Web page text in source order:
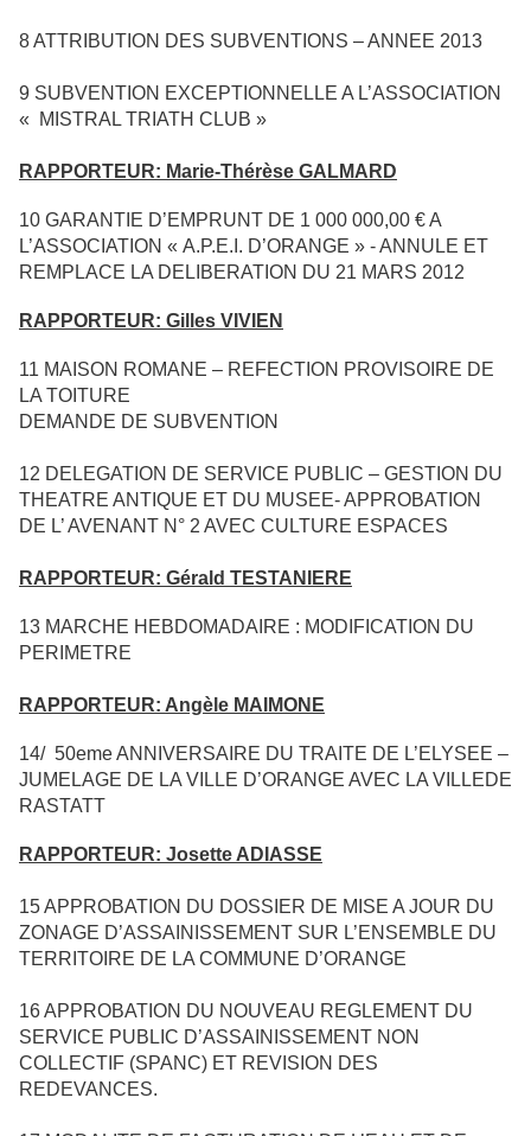
8ATTRIBUTION DES SUBVENTIONS – ANNEE 2013
9 SUBVENTION EXCEPTIONNELLE A L’ASSOCIATION
« MISTRAL TRIATH CLUB »
RAPPORTEUR: Marie-Thérèse GALMARD
10 GARANTIE D’EMPRUNT DE 1 000 000,00 € A
L’ASSOCIATION « A.P.E.I. D’ORANGE » - ANNULE ET
REMPLACE LA DELIBERATION DU 21 MARS 2012
RAPPORTEUR: Gilles VIVIEN
11 MAISON ROMANE – REFECTION PROVISOIRE DE
LA TOITURE
DEMANDE DE SUBVENTION
12 DELEGATION DE SERVICE PUBLIC – GESTION DU
THEATRE ANTIQUE ET DU MUSEE- APPROBATION
DE L’ AVENANT N° 2 AVEC CULTURE ESPACES
RAPPORTEUR: Gérald TESTANIERE
13 MARCHE HEBDOMADAIRE : MODIFICATION DU
PERIMETRE
RAPPORTEUR: Angèle MAIMONE
14/ 50eme ANNIVERSAIRE DU TRAITE DE L’ELYSEE –
JUMELAGE DE LA VILLE D’ORANGE AVEC LA VILLEDE
RASTATT
RAPPORTEUR: Josette ADIASSE
15APPROBATION DU DOSSIER DE MISE A JOUR DU
ZONAGE D’ASSAINISSEMENT SUR L’ENSEMBLE DU
TERRITOIRE DE LA COMMUNE D’ORANGE
16APPROBATION DU NOUVEAU REGLEMENT DU
SERVICE PUBLIC D’ASSAINISSEMENT NON
COLLECTIF (SPANC) ET REVISION DES
REDEVANCES.